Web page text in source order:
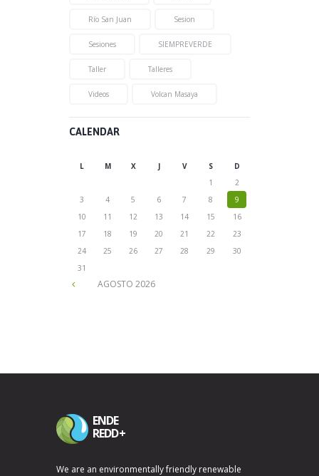
Río San Juan Sesion
Sesiones SIEMPREVERDE
Taller Talleres
Videos Volcan Masaya
CALENDAR
L M X J V S D
AGOSTO 2026
1
2
3
4 5 6 7 8
9
10
11 12 13 14 15
16
17
18 19 20 21 22
23
24
25 26 27 28 29
30
31
ENDE
REDD+
We are an environmentally friendly renewable